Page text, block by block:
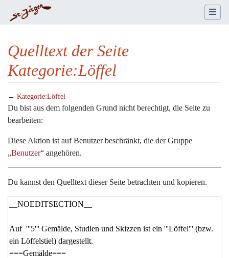
Quelltext der Seite
Kategorie:Löffel
← Kategorie:Löffel
Wechseln zu:Navigation,Suche
Du bist aus dem folgenden Grund nicht berechtigt, die Seite zu
bearbeiten:
Diese Aktion ist auf Benutzer beschränkt, die der Gruppe
„Benutzer“ angehören.
Du kannst den Quelltext dieser Seite betrachten und kopieren.